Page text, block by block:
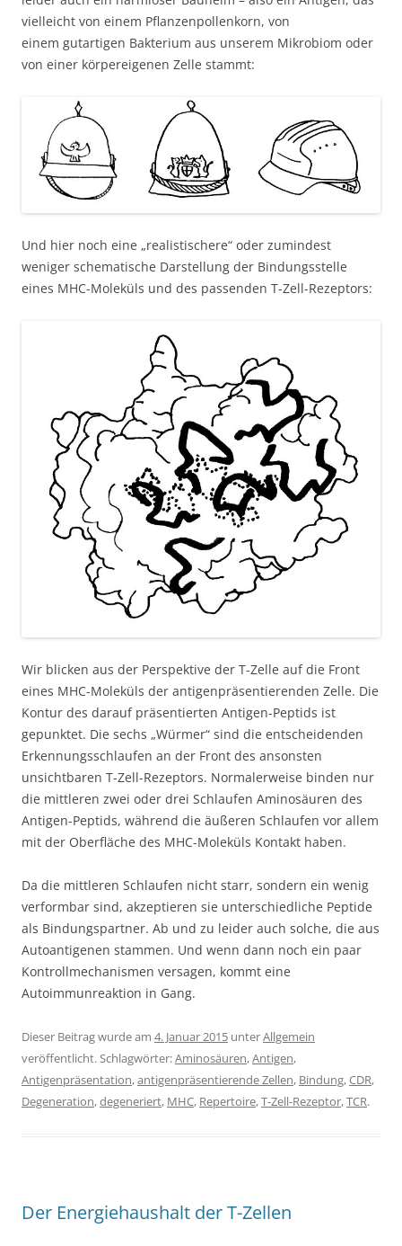
vielleicht von einem Pflanzenpollenkorn, von
einem gutartigen Bakterium aus unserem Mikrobiom oder
von einer körpereigenen Zelle stammt:
Und hier noch eine „realistischere“ oder zumindest
weniger schematische Darstellung der Bindungsstelle
eines MHC-Moleküls und des passenden T-Zell-Rezeptors:
Wir blicken aus der Perspektive der T-Zelle auf die Front
eines MHC-Moleküls der antigenpräsentierenden Zelle. Die
Kontur des darauf präsentierten Antigen-Peptids ist
gepunktet. Die sechs „Würmer“ sind die entscheidenden
Erkennungsschlaufen an der Front des ansonsten
unsichtbaren T-Zell-Rezeptors. Normalerweise binden nur
die mittleren zwei oder drei Schlaufen Aminosäuren des
Antigen-Peptids, während die äußeren Schlaufen vor allem
mit der Oberfläche des MHC-Moleküls Kontakt haben.
Da die mittleren Schlaufen nicht starr, sondern ein wenig
verformbar sind, akzeptieren sie unterschiedliche Peptide
als Bindungspartner. Ab und zu leider auch solche, die aus
Autoantigenen stammen. Und wenn dann noch ein paar
Kontrollmechanismen versagen, kommt eine
Autoimmunreaktion in Gang.
Dieser Beitrag wurde am 4. Januar 2015 unterAllgemein
veröffentlicht. Schlagwörter:Aminosäuren,Antigen,
Antigenpräsentation,antigenpräsentierende Zellen, Bindung,CDR,
Degeneration,degeneriert, MHC, Repertoire,T-Zell-Rezeptor,TCR.
Der Energiehaushalt der T-Zellen